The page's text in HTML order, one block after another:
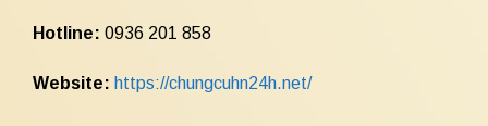
Hotline: 0936 201 858
Website: https://chungcuhn24h.net/